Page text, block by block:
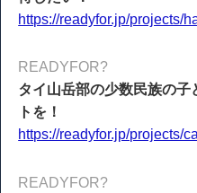
https://readyfor.jp/projects/
READYFOR?
タイ山岳部の少数民族の
トを！
https://readyfor.jp/projects/
READYFOR?